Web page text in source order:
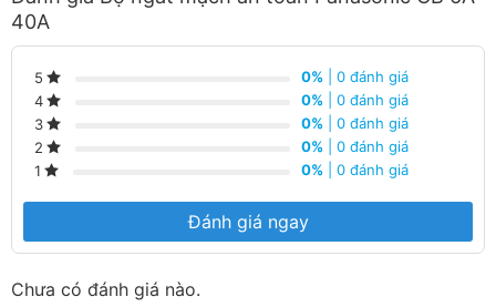
40A
5 0% | 0 đánh giá
4
0% | 0 đánh giá
3
0% | 0 đánh giá
2
0% | 0 đánh giá
1
0% | 0 đánh giá
Đánh giá ngay
Chưa có đánh giá nào.